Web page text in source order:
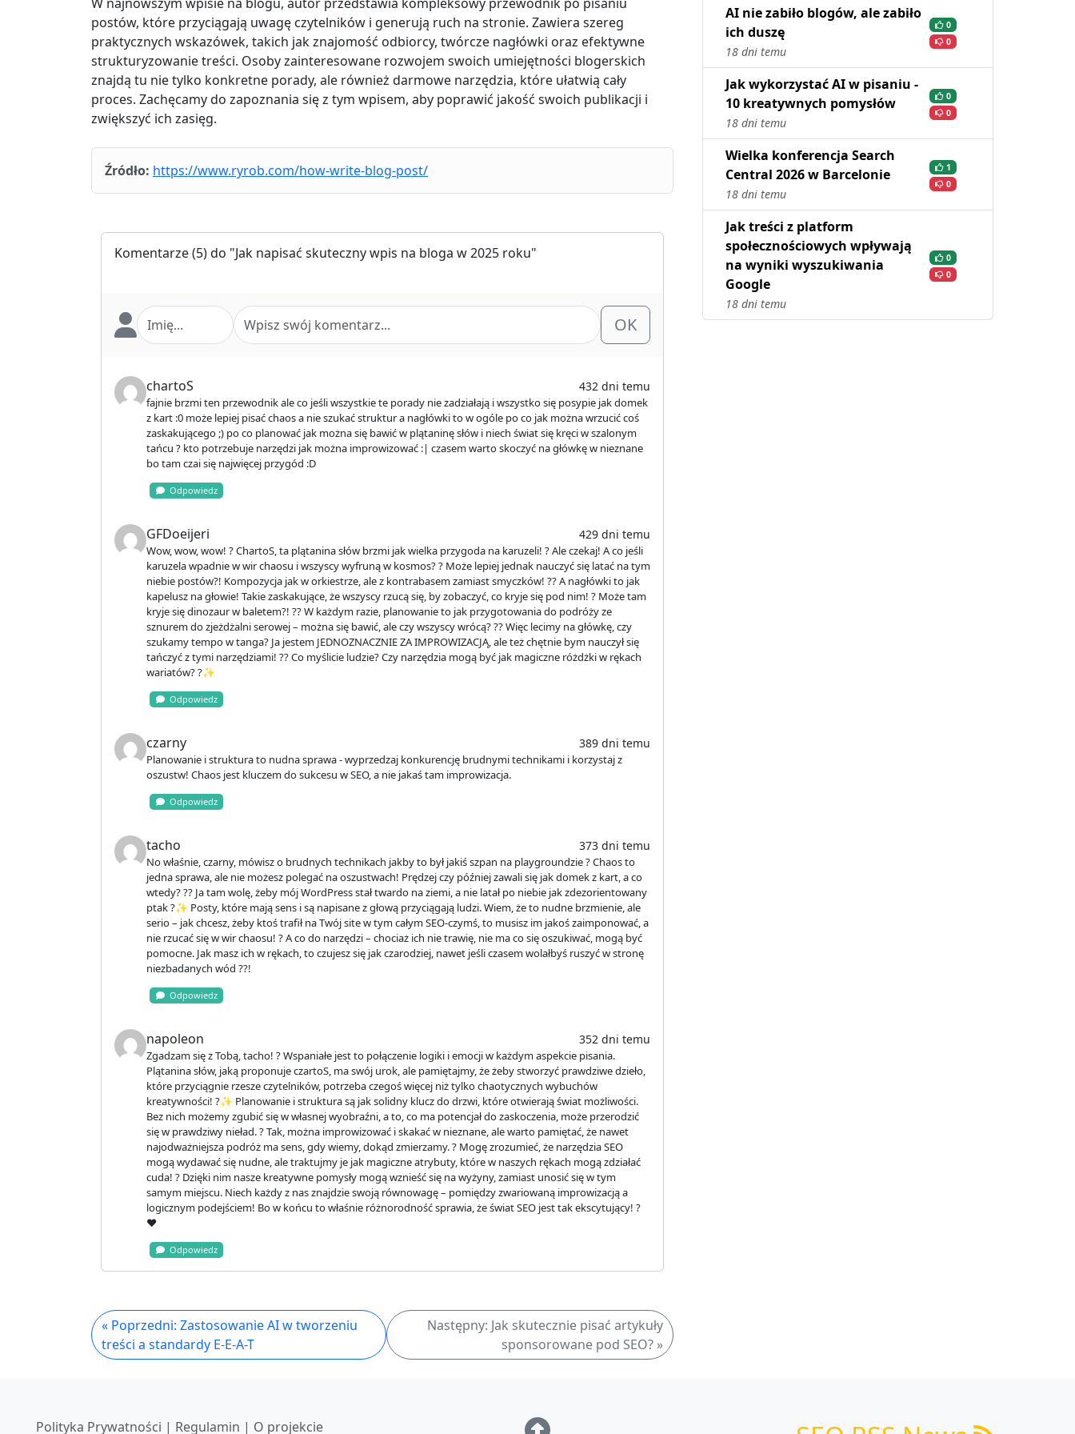
postów, które przyciągają uwagę czytelników i generują ruch na stronie. Zawiera szereg
praktycznych wskazówek, takich jak znajomość odbiorcy, twórcze nagłówki oraz efektywne
strukturyzowanie treści. Osoby zainteresowane rozwojem swoich umiejętności blogerskich
znajdą tu nie tylko konkretne porady, ale również darmowe narzędzia, które ułatwią cały
proces. Zachęcamy do zapoznania się z tym wpisem, aby poprawić jakość swoich publikacji i
zwiększyć ich zasięg.
Źródło: https://www.ryrob.com/how-write-blog-post/
Komentarze(5) do "Jak napisać skuteczny wpis na bloga w 2025 roku"
OK
chartoS 432 dni temu
fajnie brzmi ten przewodnik ale co jeśli wszystkie te porady nie zadziałają i wszystko się posypie jak domek
z kart :0 może lepiej pisać chaos a nie szukać struktur a nagłówki to w ogóle po co jak można wrzucić coś
zaskakującego ;) po co planować jak można się bawić w plątaninę słów i niech świat się kręci w szalonym
tańcu ? kto potrzebuje narzędzi jak można improwizować :| czasem warto skoczyć na główkę w nieznane
bo tam czai się najwięcej przygód :D
Odpowiedz
GFDoeijeri 429 dni temu
Wow, wow, wow! ? ChartoS, ta plątanina słów brzmi jak wielka przygoda na karuzeli! ? Ale czekaj! A co jeśli
karuzela wpadnie w wir chaosu i wszyscy wyfruną w kosmos? ? Może lepiej jednak nauczyć się latać na tym
niebie postów?! Kompozycja jak w orkiestrze, ale z kontrabasem zamiast smyczków! ?? A nagłówki to jak
kapelusz na głowie! Takie zaskakujące, że wszyscy rzucą się, by zobaczyć, co kryje się pod nim! ? Może tam
kryje się dinozaur w baletem?! ?? W każdym razie, planowanie to jak przygotowania do podróży ze
sznurem do zjeżdżalni serowej – można się bawić, ale czy wszyscy wrócą? ?? Więc lecimy na główkę, czy
szukamy tempo w tanga? Ja jestem JEDNOZNACZNIE ZA IMPROWIZACJĄ, ale też chętnie bym nauczył się
tańczyć z tymi narzędziami! ??️ Co myślicie ludzie? Czy narzędzia mogą być jak magiczne różdżki w rękach
wariatów? ?✨
Odpowiedz
czarny 389 dni temu
Planowanie i struktura to nudna sprawa - wyprzedzaj konkurencję brudnymi technikami i korzystaj z
oszustw! Chaos jest kluczem do sukcesu w SEO, a nie jakaś tam improwizacja.
Odpowiedz
tacho 373 dni temu
No właśnie, czarny, mówisz o brudnych technikach jakby to był jakiś szpan na playgroundzie ? Chaos to
jedna sprawa, ale nie możesz polegać na oszustwach! Prędzej czy później zawali się jak domek z kart, a co
wtedy? ?? Ja tam wolę, żeby mój WordPress stał twardo na ziemi, a nie latał po niebie jak zdezorientowany
ptak ?✨ Posty, które mają sens i są napisane z głową przyciągają ludzi. Wiem, że to nudne brzmienie, ale
serio – jak chcesz, żeby ktoś trafił na Twój site w tym całym SEO-czymś, to musisz im jakoś zaimponować, a
nie rzucać się w wir chaosu! ? A co do narzędzi – chociaż ich nie trawię, nie ma co się oszukiwać, mogą być
pomocne. Jak masz ich w rękach, to czujesz się jak czarodziej, nawet jeśli czasem wolałbyś ruszyć w stronę
niezbadanych wód ??!
Odpowiedz
napoleon 352 dni temu
Zgadzam się z Tobą, tacho! ? Wspaniałe jest to połączenie logiki i emocji w każdym aspekcie pisania.
Plątanina słów, jaką proponuje czartoS, ma swój urok, ale pamiętajmy, że żeby stworzyć prawdziwe dzieło,
które przyciągnie rzesze czytelników, potrzeba czegoś więcej niż tylko chaotycznych wybuchów
kreatywności! ?✨ Planowanie i struktura są jak solidny klucz do drzwi, które otwierają świat możliwości.
Bez nich możemy zgubić się w własnej wyobraźni, a to, co ma potencjał do zaskoczenia, może przerodzić
się w prawdziwy nieład. ? Tak, można improwizować i skakać w nieznane, ale warto pamiętać, że nawet
najodważniejsza podróż ma sens, gdy wiemy, dokąd zmierzamy. ? Mogę zrozumieć, że narzędzia SEO
mogą wydawać się nudne, ale traktujmy je jak magiczne atrybuty, które w naszych rękach mogą zdziałać
cuda! ? Dzięki nim nasze kreatywne pomysły mogą wznieść się na wyżyny, zamiast unosić się w tym
samym miejscu. Niech każdy z nas znajdzie swoją równowagę – pomiędzy zwariowaną improwizacją a
logicznym podejściem! Bo w końcu to właśnie różnorodność sprawia, że świat SEO jest tak ekscytujący! ?
❤️
Odpowiedz
« Poprzedni: Zastosowanie AI w tworzeniu
treści a standardy E-E-A-T
Następny: Jak skutecznie pisać artykuły
sponsorowane pod SEO? »
AI nie zabiło blogów, ale zabiło
ich duszę
18 dni temu
0
0
Jak wykorzystać AI w pisaniu -
10 kreatywnych pomysłów
18 dni temu
0
0
Wielka konferencja Search
Central 2026 w Barcelonie
18 dni temu
1
0
Jak treści z platform
społecznościowych wpływają
na wyniki wyszukiwania
Google
18 dni temu
0
0
Polityka Prywatności | Regulamin | O projekcie